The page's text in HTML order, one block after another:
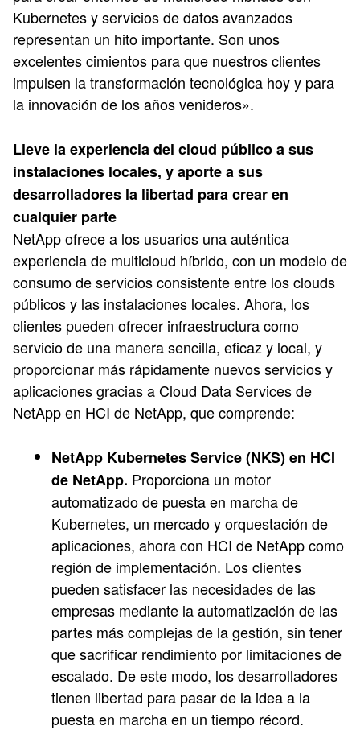
Kubernetes y servicios de datos avanzados
representan un hito importante. Son unos
excelentes cimientos para que nuestros clientes
impulsen la transformación tecnológica hoy y para
la innovación de los años venideros».
Lleve la experiencia del cloud público a sus
instalaciones locales, y aporte a sus
desarrolladores la libertad para crear en
cualquier parte
NetApp ofrece a los usuarios una auténtica
experiencia de multicloud híbrido, con un modelo de
consumo de servicios consistente entre los clouds
públicos y las instalaciones locales. Ahora, los
clientes pueden ofrecer infraestructura como
servicio de una manera sencilla, eficaz y local, y
proporcionar más rápidamente nuevos servicios y
aplicaciones gracias a Cloud Data Services de
NetApp en HCI de NetApp, que comprende:
NetApp Kubernetes Service (NKS) en HCI
de NetApp. Proporciona un motor
automatizado de puesta en marcha de
Kubernetes, un mercado y orquestación de
aplicaciones, ahora con HCI de NetApp como
región de implementación. Los clientes
pueden satisfacer las necesidades de las
empresas mediante la automatización de las
partes más complejas de la gestión, sin tener
que sacrificar rendimiento por limitaciones de
escalado. De este modo, los desarrolladores
tienen libertad para pasar de la idea a la
puesta en marcha en un tiempo récord.